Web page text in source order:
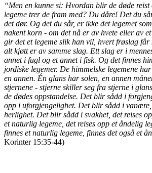
“Men en kunne si: Hvordan blir de døde
legeme trer de fram med? Du dåre! Det du
det dør. Og det du sår, er ikke det legemet
nakent korn - om det nå er av hvete eller av
gir det et legeme slik han vil, hvert frøslag får
alt kjøtt er av samme slag. Ett slag er i
annet i fugl og et annet i fisk. Og det finnes
jordiske legemer. De himmelske legemene
en annen. Én glans har solen, en annen
stjernene - stjerne skiller seg fra stjerne i
de dødes oppstandelse. Det blir sådd i
opp i uforgjengelighet. Det blir sådd i vanære,
herlighet. Det blir sådd i svakhet, det reises
et naturlig legeme, det reises opp et åndelig
finnes et naturlig legeme, finnes det også et
Korinter 15:35-44)